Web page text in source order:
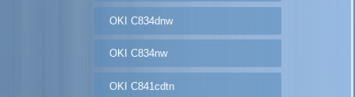
OKI C834dnw
OKI C834nw
OKI C841cdtn